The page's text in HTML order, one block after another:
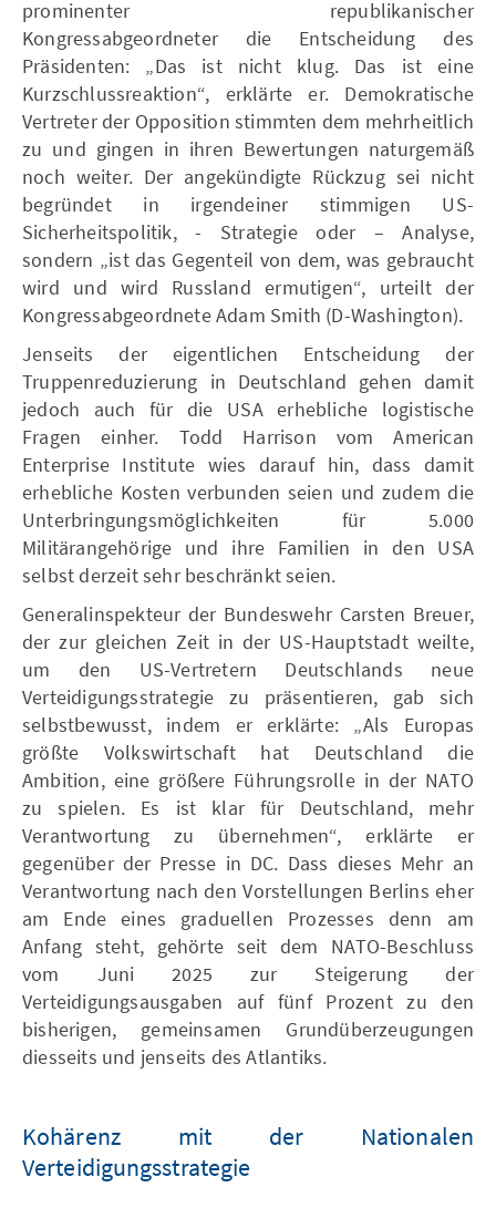
prominenter republikanischer
Kongressabgeordneter die Entscheidung des
Präsidenten: „Das ist nicht klug. Das ist eine
Kurzschlussreaktion“, erklärte er. Demokratische
Vertreter der Opposition stimmten dem mehrheitlich
zu und gingen in ihren Bewertungen naturgemäß
noch weiter. Der angekündigte Rückzug sei nicht
begründet in irgendeiner stimmigen US-
Sicherheitspolitik, - Strategie oder – Analyse,
sondern „ist das Gegenteil von dem, was gebraucht
wird und wird Russland ermutigen“, urteilt der
Kongressabgeordnete Adam Smith (D-Washington).
Jenseits der eigentlichen Entscheidung der
Truppenreduzierung in Deutschland gehen damit
jedoch auch für die USA erhebliche logistische
Fragen einher. Todd Harrison vom American
Enterprise Institute wies darauf hin, dass damit
erhebliche Kosten verbunden seien und zudem die
Unterbringungsmöglichkeiten für 5.000
Militärangehörige und ihre Familien in den USA
selbst derzeit sehr beschränkt seien.
Generalinspekteur der Bundeswehr Carsten Breuer,
der zur gleichen Zeit in der US-Hauptstadt weilte,
um den US-Vertretern Deutschlands neue
Verteidigungsstrategie zu präsentieren, gab sich
selbstbewusst, indem er erklärte: „Als Europas
größte Volkswirtschaft hat Deutschland die
Ambition, eine größere Führungsrolle in der NATO
zu spielen. Es ist klar für Deutschland, mehr
Verantwortung zu übernehmen“, erklärte er
gegenüber der Presse in DC. Dass dieses Mehr an
Verantwortung nach den Vorstellungen Berlins eher
am Ende eines graduellen Prozesses denn am
Anfang steht, gehörte seit dem NATO-Beschluss
vom Juni 2025 zur Steigerung der
Verteidigungsausgaben auf fünf Prozent zu den
bisherigen, gemeinsamen Grundüberzeugungen
diesseits und jenseits des Atlantiks.
Kohärenz mit der Nationalen
Verteidigungsstrategie